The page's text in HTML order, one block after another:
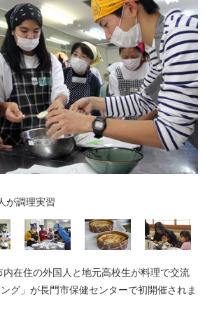
が調理実習
在住の外国人と地元高校生が料理で交流
グ」が長門市保健センターで初開催されま